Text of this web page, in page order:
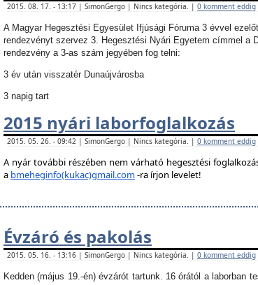
2015. 08. 17. - 13:17 | SimonGergo | Nincs kategória. | 0 komment eddig
A Magyar Hegesztési Egyesület Ifjúsági Fóruma 3 évvel
rendezvényt szervez 3. Hegesztési Nyári Egyetem címmel a
rendezvény a 3-as szám jegyében fog telni:
3 év után visszatér Dunaújvárosba
3 napig tart
2015 nyári laborfoglalkozás
2015. 05. 26. - 09:42 | SimonGergo | Nincs kategória. | 0 komment eddig
A nyár további részében nem várható hegesztési
a bmeheginfo(kukac)gmail.com-ra írjon levelet!
Évzáró és pakolás
2015. 05. 16. - 13:16 | SimonGergo | Nincs kategória. | 0 komment eddig
Kedden (május 19.-én) évzárót tartunk. 16 órától a laborban